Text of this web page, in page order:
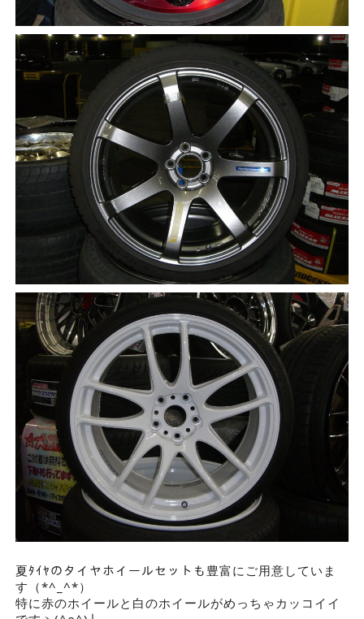
夏ﾀｲﾔのタイヤホイールセットも豊富にご用意していま
す（*^_^*）
特に赤のホイールと白のホイールがめっちゃカッコイイ